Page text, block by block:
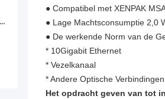
● Compatibel met XENPAK
● Lage Machtsconsumptie 2,0
● De werkende Norm van de
* 10Gigabit Ethernet
* Vezelkanaal
* Andere Optische Verbindingen
Het opdracht geven van tot